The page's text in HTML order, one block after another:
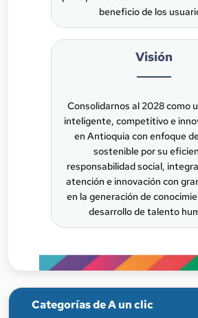
beneficio de los
Visión
Consolidarnos al 2028 como
inteligente, competitivo e
en Antioquia con enfoque
sostenible por su
responsabilidad social,
atención e innovación con
en la generación de
desarrollo de talento
Categorías de A un clic